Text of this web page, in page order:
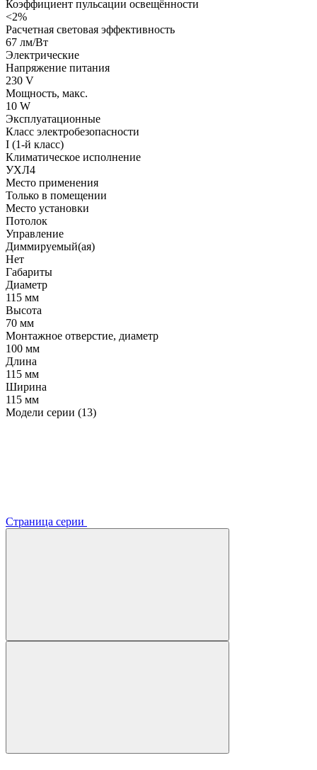
Коэффициент пульсации освещённости
<2%
Расчетная световая эффективность
67 лм/Вт
Электрические
Напряжение питания
230 V
Мощность, макс.
10 W
Эксплуатационные
Класс электробезопасности
I (1-й класс)
Климатическое исполнение
УХЛ4
Место применения
Только в помещении
Место установки
Потолок
Управление
Диммируемый(ая)
Нет
Габариты
Диаметр
115 мм
Высота
70 мм
Монтажное отверстие, диаметр
100 мм
Длина
115 мм
Ширина
115 мм
Модели серии (13)
Страница серии